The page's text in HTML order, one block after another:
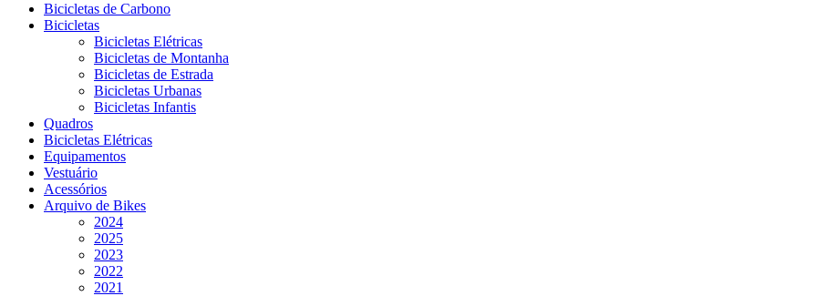
Bicicletas de Carbono
Bicicletas
Bicicletas Elétricas
Bicicletas de Montanha
Bicicletas de Estrada
Bicicletas Urbanas
Bicicletas Infantis
Quadros
Bicicletas Elétricas
Equipamentos
Vestuário
Acessórios
Arquivo de Bikes
2024
2025
2023
2022
2021